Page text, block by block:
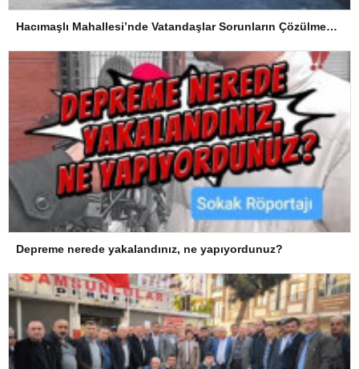
Hacımaşlı Mahallesi’nde Vatandaşlar Sorunların Çözülmesini Bekliyor
Depreme nerede yakalandınız, ne yapıyordunuz?